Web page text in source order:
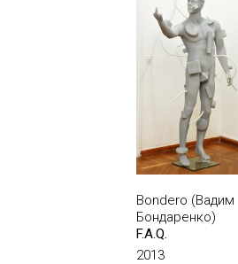
Bondero (Вадим
Бондаренко)
F.A.Q.
2013